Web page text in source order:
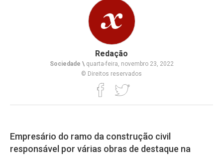
Redação
Sociedade \quarta-feira, novembro 23, 2022
© Direitos reservados
Empresário do ramo da construção civil
responsável por várias obras de destaque na